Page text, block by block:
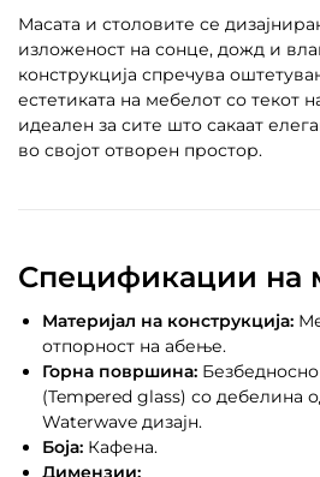
Масата и столовите се
изложеност на сонце, дожд и
конструкција спречува
естетиката на мебелот со текот
идеален за сите што сакаат
во својот отворен простор.
Спецификации на
Материјал на конструкција:
отпорност на абење.
Горна површина:
(Tempered glass) со дебелина
Waterwave дизајн.
Боја: Кафена.
Димензии: